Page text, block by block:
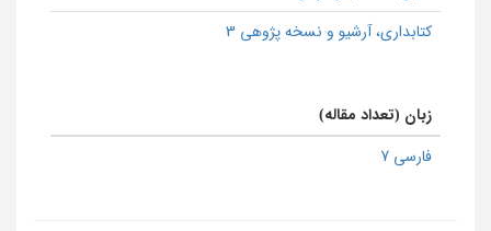
كتابداری، آرشیو و نسخه پژوهی 3
زبان (تعداد مقاله)
فارسی 7